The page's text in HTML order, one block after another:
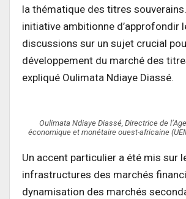
la thématique des titres
initiative ambitionne d’approfondir
discussions sur un sujet crucial
développement du marché des
expliqué Oulimata Ndiaye Diassé.
Oulimata Ndiaye Diassé, Directrice de
économique et monétaire ouest-africaine
Un accent particulier a été mis sur
infrastructures des marchés
dynamisation des marchés